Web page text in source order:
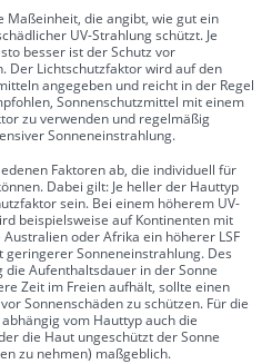
Maßeinheit, die angibt, wie gut ein
UV-Strahlung schützt. Je
besser ist der Schutz vor
Der Lichtschutzfaktor wird auf den
angegeben und reicht in der Regel
Sonnenschutzmittel mit einem
zu verwenden und regelmäßig
Sonneneinstrahlung.
Faktoren ab, die individuell für
Dabei gilt: Je heller der Hauttyp
sein. Bei einem höherem UV-
beispielsweise auf Kontinenten mit
oder Afrika ein höherer LSF
Sonneneinstrahlung. Des
Aufenthaltsdauer in der Sonne
Zeit im Freien aufhält, sollte einen
Sonnenschäden zu schützen. Für die
vom Hauttyp auch die
die Haut ungeschützt der Sonne
zu nehmen) maßgeblich.